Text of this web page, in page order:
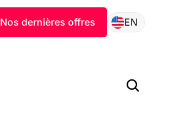
Nos dernières offres EN